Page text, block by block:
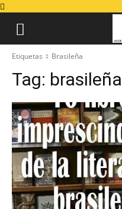
Etiquetas Brasileña
Tag: brasileña